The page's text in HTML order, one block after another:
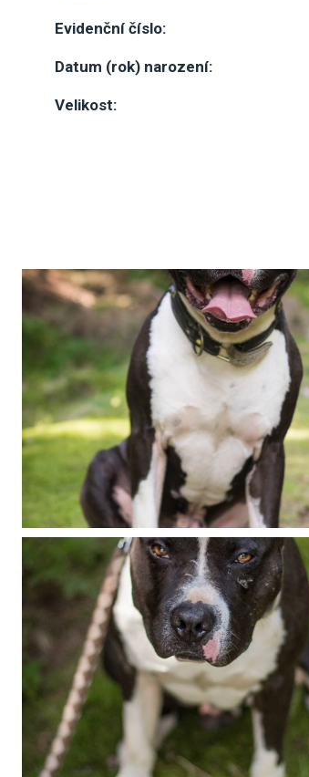
Evidenční číslo:
Datum (rok) narození:
Velikost: